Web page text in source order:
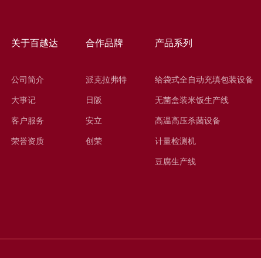
关于百越达
公司简介
大事记
客户服务
荣誉资质
合作品牌
派克拉弗特
日阪
安立
创荣
产品系列
给袋式全自动充填包装设备
无菌盒装米饭生产线
高温高压杀菌设备
计量检测机
豆腐生产线